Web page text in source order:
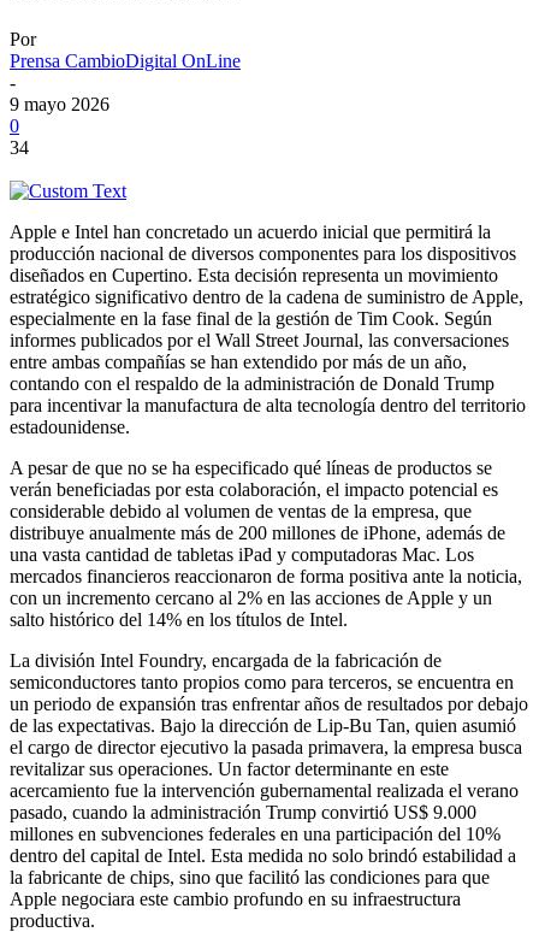
Por
Prensa CambioDigital OnLine
-
9 mayo 2026
0
34
Apple e Intel han concretado un acuerdo inicial que permitirá la
producción nacional de diversos componentes para los dispositivos
diseñados en Cupertino. Esta decisión representa un movimiento
estratégico significativo dentro de la cadena de suministro de Apple,
especialmente en la fase final de la gestión de Tim Cook. Según
informes publicados por el Wall Street Journal, las conversaciones
entre ambas compañías se han extendido por más de un año,
contando con el respaldo de la administración de Donald Trump
para incentivar la manufactura de alta tecnología dentro del territorio
estadounidense.
A pesar de que no se ha especificado qué líneas de productos se
verán beneficiadas por esta colaboración, el impacto potencial es
considerable debido al volumen de ventas de la empresa, que
distribuye anualmente más de 200 millones de iPhone, además de
una vasta cantidad de tabletas iPad y computadoras Mac. Los
mercados financieros reaccionaron de forma positiva ante la noticia,
con un incremento cercano al 2% en las acciones de Apple y un
salto histórico del 14% en los títulos de Intel.
La división Intel Foundry, encargada de la fabricación de
semiconductores tanto propios como para terceros, se encuentra en
un periodo de expansión tras enfrentar años de resultados por debajo
de las expectativas. Bajo la dirección de Lip-Bu Tan, quien asumió
el cargo de director ejecutivo la pasada primavera, la empresa busca
revitalizar sus operaciones. Un factor determinante en este
acercamiento fue la intervención gubernamental realizada el verano
pasado, cuando la administración Trump convirtió US$ 9.000
millones en subvenciones federales en una participación del 10%
dentro del capital de Intel. Esta medida no solo brindó estabilidad a
la fabricante de chips, sino que facilitó las condiciones para que
Apple negociara este cambio profundo en su infraestructura
productiva.